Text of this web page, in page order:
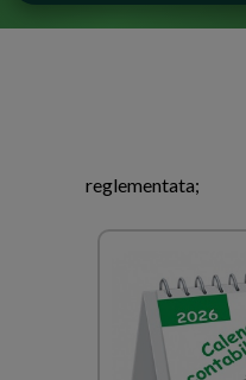
reglementata;